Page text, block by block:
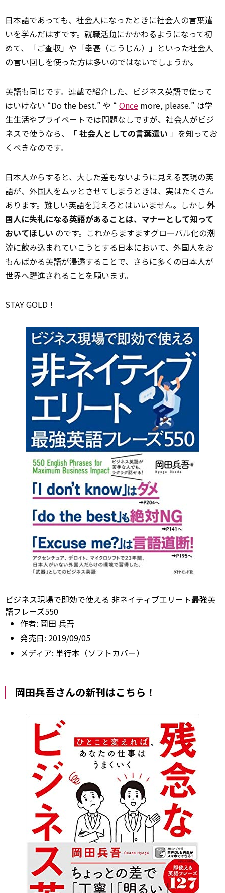
日本語であっても、社会人になったときに社会人の言葉遣
いを学んだはずです。就職活動にかかわるようになって初
めて、「ご査収」や「幸甚（こうじん）」といった社会人
の言い回しを使った方は多いのではないでしょうか。
英語も同じです。連載で紹介した、ビジネス英語で使って
はいけない “Do the best.” や “ Once more, please.” は学
生生活やプライベートでは問題なしですが、社会人がビジ
ネスで使うなら、「 社会人としての言葉遣い 」を知ってお
くべきなのです。
日本人からすると、大した差もないように見える表現の英
語が、外国人をムッとさせてしまうときは、実はたくさん
あります。難しい英語を覚えろとはいいません。しかし 外
国人に失礼になる英語があることは、マナーとして知って
おいてほしい のです。これからますますグローバル化の潮
流に飲み込まれていこうとする日本において、外国人をお
もんばかる英語が浸透することで、さらに多くの日本人が
世界へ躍進されることを願います。
STAY GOLD！
ビジネス現場で即効で使える 非ネイティブエリート最強英
語フレーズ550
作者: 岡田 兵吾
発売日: 2019/09/05
メディア: 単行本（ソフトカバー）
岡田兵吾さんの新刊はこちら！